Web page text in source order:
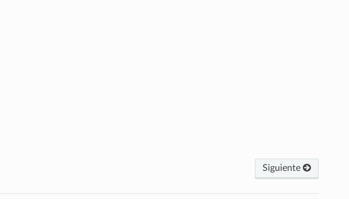
Siguiente